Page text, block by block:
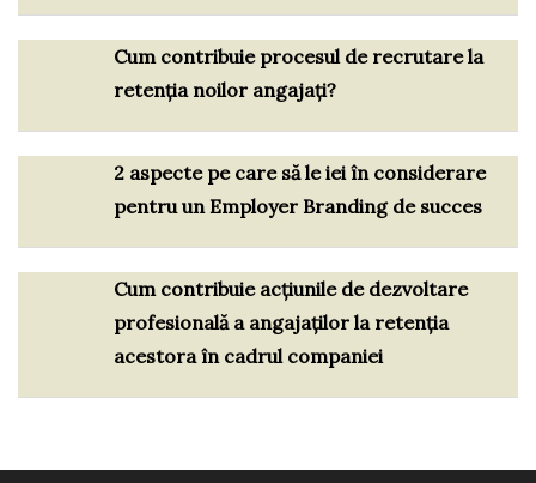
Cum contribuie procesul de recrutare la
retenția noilor angajați?
2 aspecte pe care să le iei în considerare
pentru un Employer Branding de succes
Cum contribuie acțiunile de dezvoltare
profesională a angajaților la retenția
acestora în cadrul companiei